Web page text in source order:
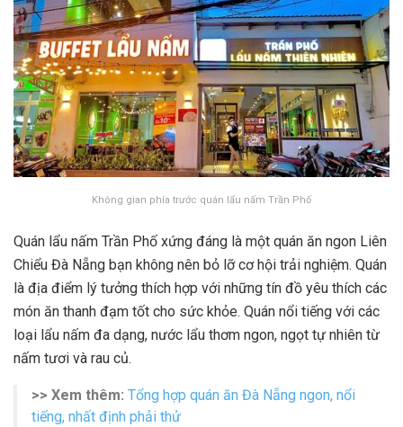
Không gian phía trước quán lẩu nấm Trần Phố
Quán lẩu nấm Trần Phố xứng đáng là một quán ăn ngon Liên
Chiểu Đà Nẵng bạn không nên bỏ lỡ cơ hội trải nghiệm. Quán
là địa điểm lý tưởng thích hợp với những tín đồ yêu thích các
món ăn thanh đạm tốt cho sức khỏe. Quán nổi tiếng với các
loại lẩu nấm đa dạng, nước lẩu thơm ngon, ngọt tự nhiên từ
nấm tươi và rau củ.
>> Xem thêm: Tổng hợp quán ăn Đà Nẵng ngon, nổi
tiếng, nhất định phải thử